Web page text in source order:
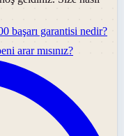
başarı garantisi nedir?
arar mısınız?